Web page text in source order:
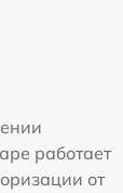
работает
от